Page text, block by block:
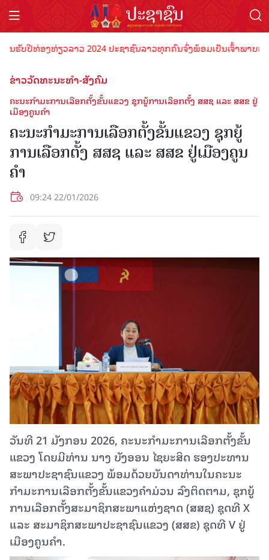
ປີທ່ອງທ່ຽວລາວ 2024 ປະຊາຊົນລາວທຸກຄົນຈົ່ງພ້ອມເປັນເຈົ້າພາບທີ່ດີ
ຂ່າວວັດທະນະທຳ-ສັງຄົມ
ຄະນະກຳມະການເລືອກຕັ້ງຂັ້ນແຂວງ ຊຸກຍູ້ການເລືອກຕັ້ງ ສສຊ ແລະ ສສຂ ຢູ່
ເມືອງຄູນຄໍາ
ຄະນະກຳມະການເລືອກຕັ້ງຂັ້ນແຂວງ ຊຸກຍູ້
ການເລືອກຕັ້ງ ສສຊ ແລະ ສສຂ ຢູ່ເມືອງຄູນ
ຄໍາ
09:24 22/01/2026
ວັນທີ 21 ມັງກອນ 2026, ຄະນະກຳມະການເລືອກຕັ້ງຂັ້ນ
ແຂວງ ໂດຍມີທ່ານ ນາງ ບັງອອນ ໄຊຍະສິດ ຮອງປະທານ
ສະພາປະຊາຊົນແຂວງ ພ້ອມດ້ວຍບັນດາທ່ານໃນຄະນະ
ກຳມະການເລືອກຕັ້ງຂັ້ນແຂວງຄໍາມ່ວນ ລົງຕິດຕາມ, ຊຸກຍູ້
ການເລືອກຕັ້ງສະມາຊິກສະພາແຫ່ງຊາດ (ສສຊ) ຊຸດທີ X
ແລະ ສະມາຊິກສະພາປະຊາຊົນແຂວງ (ສສຂ) ຊຸດທີ V ຢູ່
ເມືອງຄູນຄໍາ.